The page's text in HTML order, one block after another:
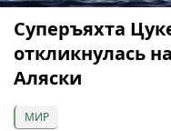
Суперъяхта
откликнулась
Аляски
МИР